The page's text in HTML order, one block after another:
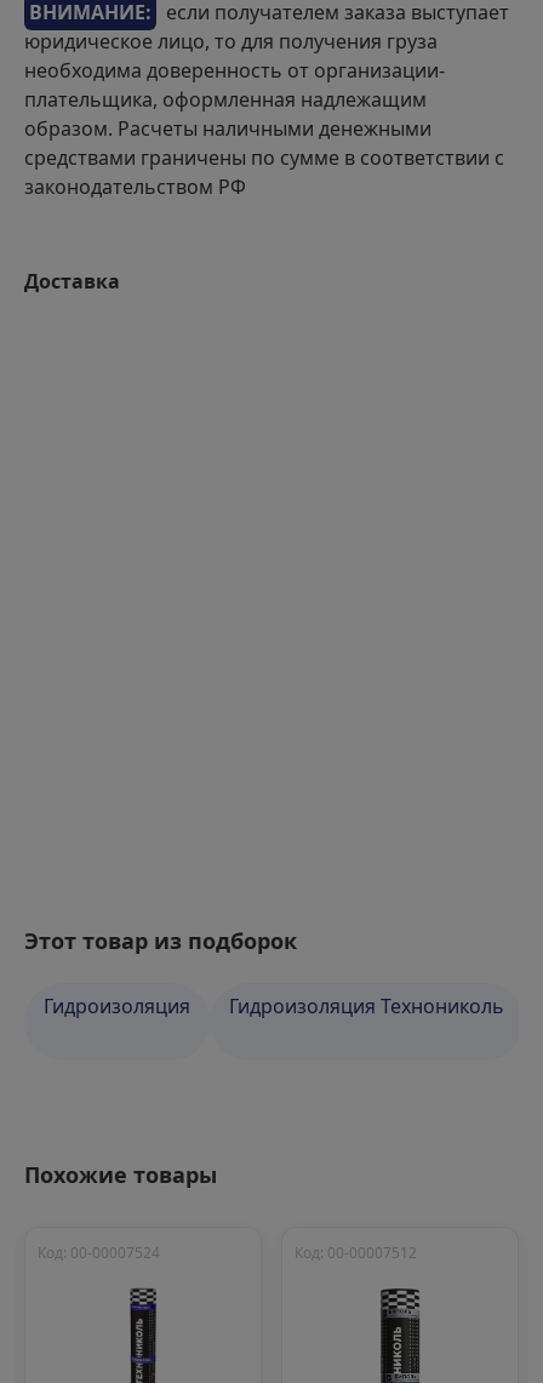
ВНИМАНИЕ:
если получателем заказа выступает
юридическое лицо, то для получения груза
необходима доверенность от организации-
плательщика, оформленная надлежащим
образом. Расчеты наличными денежными
средствами граничены по сумме в соответствии с
законодательством РФ
Доставка
Этот товар из подборок
Гидроизоляция Гидроизоляция Технониколь
Похожие товары
Код: 00-00007524 Код: 00-00007512